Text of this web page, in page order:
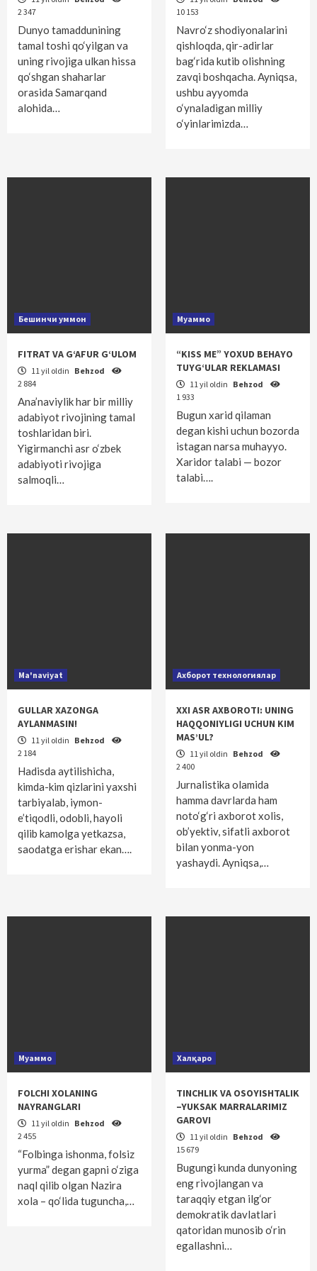
2
Ўзлик
Қари билганни пари билмас
2 347
Dunyo tamaddunining
tamal toshi qo‘yilgan va
uning rivojiga ulkan hissa
qo‘shgan shaharlar
orasida Samarqand
alohida…
10 153
Navro‘z shodiyonalarini
qishloqda, qir-adirlar
bag‘rida kutib olishning
zavqi boshqacha. Ayniqsa,
ushbu ayyomda
o‘ynaladigan milliy
o‘yinlarimizda…
Бешинчи уммон
FITRAT VA G‘AFUR G‘ULOM
11 yil oldin Behzod
2 884
Ana’naviylik har bir milliy
adabiyot rivojining tamal
toshlaridan biri.
Yigirmanchi asr o‘zbek
adabiyoti rivojiga
salmoqli…
Муаммо
“KISS ME” YOXUD BEHAYO
TUYG‘ULAR REKLAMASI
11 yil oldin Behzod
1 933
Bugun xarid qilaman
degan kishi uchun bozorda
istagan narsa muhayyo.
Xaridor talabi — bozor
talabi….
Ma'naviyat
GULLAR XAZONGA
AYLANMASIN!
11 yil oldin Behzod
2 184
Hadisda aytilishicha,
kimda-kim qizlarini yaxshi
tarbiyalab, iymon-
e’tiqodli, odobli, hayoli
qilib kamolga yetkazsa,
saodatga erishar ekan….
Ахборот технологиялар
XXI ASR AXBOROTI: UNING
HAQQONIYLIGI UCHUN KIM
MAS’UL?
11 yil oldin Behzod
2 400
Jurnalistika olamida
hamma davrlarda ham
noto‘g‘ri axborot xolis,
ob’yektiv, sifatli axborot
bilan yonma-yon
yashaydi. Ayniqsa,…
Муаммо
FOLCHI XOLANING
NAYRANGLARI
11 yil oldin Behzod
2 455
“Folbinga ishonma, folsiz
yurma” degan gapni o‘ziga
naql qilib olgan Nazira
xola – qo‘lida tuguncha,…
Халқаро
TINCHLIK VA OSOYISHTALIK
–YUKSAK MARRALARIMIZ
GAROVI
11 yil oldin Behzod
15 679
Bugungi kunda dunyoning
eng rivojlangan va
taraqqiy etgan ilg‘or
demokratik davlatlari
qatoridan munosib o‘rin
egallashni…